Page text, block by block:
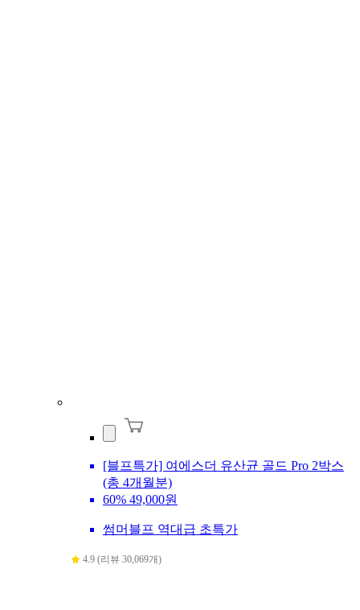
[블프특가] 여에스더 유산균 골드 Pro 2박스
(총 4개월분)
60% 49,000원
썸머블프 역대급 초특가
4.9 (리뷰 30,069개)